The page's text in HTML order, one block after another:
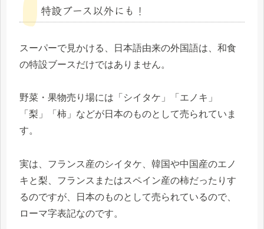
特設ブース以外にも！
スーパーで見かける、日本語由来の外国語は、和食
の特設ブースだけではありません。
野菜・果物売り場には「シイタケ」「エノキ」
「梨」「柿」などが日本のものとして売られていま
す。
実は、フランス産のシイタケ、韓国や中国産のエノ
キと梨、フランスまたはスペイン産の柿だったりす
るのですが、日本のものとして売られているので、
ローマ字表記なのです。